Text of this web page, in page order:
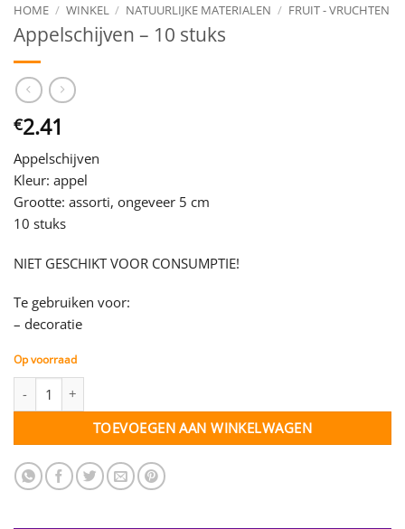
HOME / WINKEL / NATUURLIJKE MATERIALEN / FRUIT - VRUCHTEN
Appelschijven – 10 stuks
€2.41
Appelschijven
Kleur: appel
Grootte: assorti, ongeveer 5 cm
10 stuks
NIET GESCHIKT VOOR CONSUMPTIE!
Te gebruiken voor:
– decoratie
Op voorraad
TOEVOEGEN AAN WINKELWAGEN